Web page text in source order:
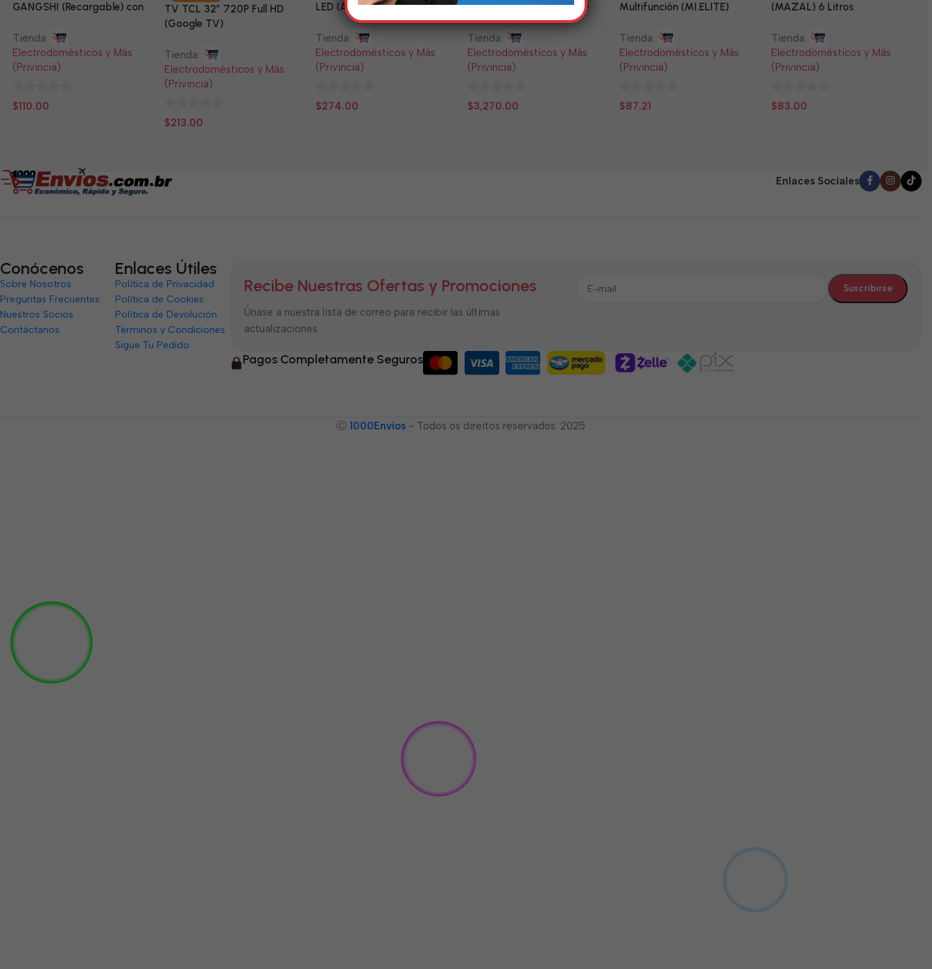
GANGSHI (Recargable) con
Tienda:
Electrodomésticos y Más
(Privincia)
0
$110.00
TV TCL 32” 720P Full HD
(Google TV)
Tienda:
Electrodomésticos y Más
(Privincia)
0
$213.00
LED (Android Smart TV)
Tienda:
Electrodomésticos y Más
(Privincia)
0
$274.00
ZJ150-R) 60V/45~52AH-
1200W
Tienda:
Electrodomésticos y Más
(Privincia)
0
$3,270.00
Multifunción (MI.ELITE)
Tienda:
Electrodomésticos y Más
(Privincia)
0
$87.21
(MAZAL) 6 Litros
Tienda:
Electrodomésticos y Más
(Privincia)
0
$83.00
Enlaces Sociales
Conócenos
Sobre Nosotros
Preguntas Frecuentes
Nuestros Socios
Contáctanos
Enlaces Útiles
Política de Privacidad
Política de Cookies
Política de Devolución
Términos y Condiciones
Sigue Tu Pedido
Recibe Nuestras Ofertas y Promociones
Únase a nuestra lista de correo para recibir las últimas
actualizaciones.
Pagos Completamente Seguros
Ⓒ 1000Envíos - Todos os direitos reservados. 2025